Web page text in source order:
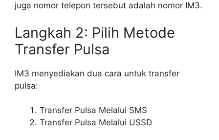
juga nomor telepon tersebut adalah nomor IM3.
Langkah 2: Pilih Metode
Transfer Pulsa
IM3 menyediakan dua cara untuk transfer
pulsa:
Transfer Pulsa Melalui SMS
Transfer Pulsa Melalui USSD